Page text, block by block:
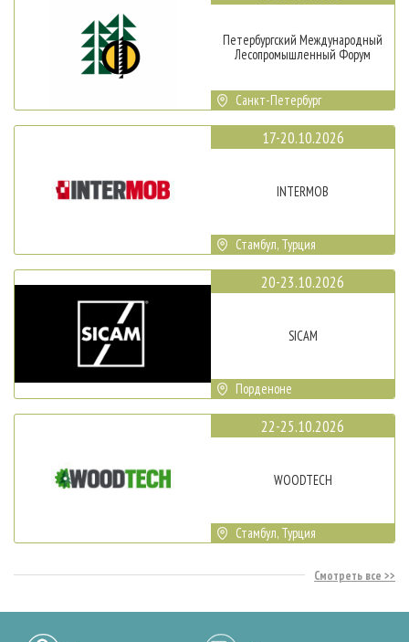
Петербургский Международный
Лесопромышленный Форум
Санкт-Петербург
17-20.10.2026
INTERMOB
Стамбул, Турция
20-23.10.2026
SICAM
Порденоне
22-25.10.2026
WOODTECH
Стамбул, Турция
Смотреть все